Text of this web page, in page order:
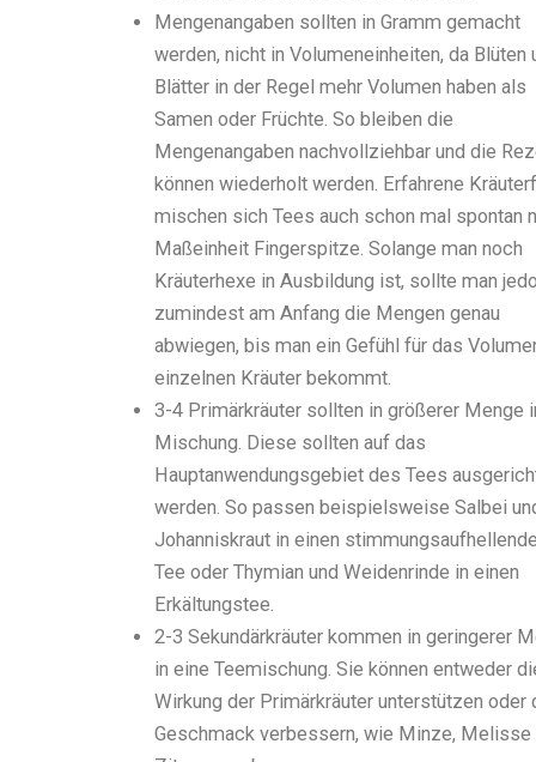
Mengenangaben sollten in Gramm gemacht
werden, nicht in Volumeneinheiten, da Blüten
Blätter in der Regel mehr Volumen haben als
Samen oder Früchte. So bleiben die
Mengenangaben nachvollziehbar und die
können wiederholt werden. Erfahrene
mischen sich Tees auch schon mal spontan
Maßeinheit Fingerspitze. Solange man noch
Kräuterhexe in Ausbildung ist, sollte man
zumindest am Anfang die Mengen genau
abwiegen, bis man ein Gefühl für das
einzelnen Kräuter bekommt.
3-4 Primärkräuter sollten in größerer Menge
Mischung. Diese sollten auf das
Hauptanwendungsgebiet des Tees
werden. So passen beispielsweise Salbei
Johanniskraut in einen
Tee oder Thymian und Weidenrinde in einen
Erkältungstee.
2-3 Sekundärkräuter kommen in geringerer
in eine Teemischung. Sie können entweder
Wirkung der Primärkräuter unterstützen oder
Geschmack verbessern, wie Minze, Melisse